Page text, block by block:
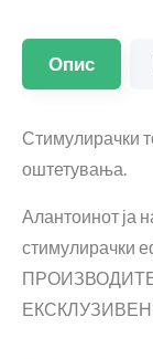
Опис
Стимулирачки
оштетувања.
Алантоинот ја
стимулирачки
ЕКСКЛУЗИВЕН